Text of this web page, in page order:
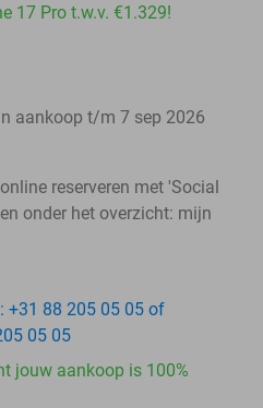
17 Pro t.w.v. €1.329!
aankoop t/m 7 sep 2026
reserveren met 'Social
onder het overzicht: mijn
+31 88 205 05 05 of
05 05
jouw aankoop is 100%